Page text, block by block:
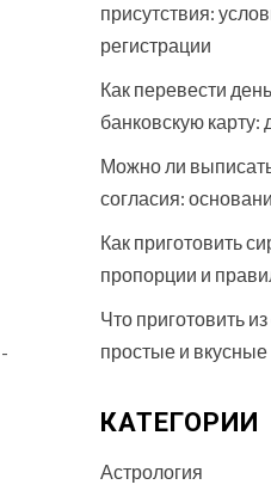
присутствия:
регистрации
Как перевести
банковскую
Можно ли
согласия:
Как приготовить
пропорции и
Что приготовить
простые и вкусные
КАТЕГОРИИ
Астрология